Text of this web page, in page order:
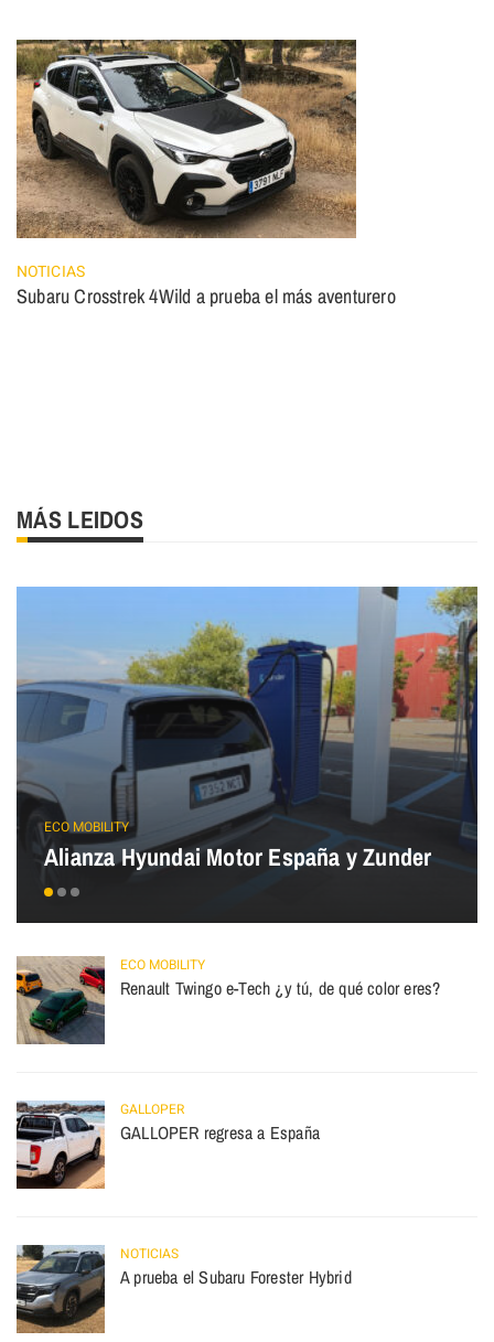
NOTICIAS
Subaru Crosstrek 4Wild a prueba el más aventurero
MÁS LEIDOS
ECO MOBILITY
Alianza Hyundai Motor España y Zunder
ECO MOBILITY
Renault Twingo e-Tech ¿y tú, de qué color eres?
GALLOPER
GALLOPER regresa a España
NOTICIAS
A prueba el Subaru Forester Hybrid